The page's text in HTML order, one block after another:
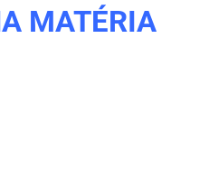
MATÉRIA